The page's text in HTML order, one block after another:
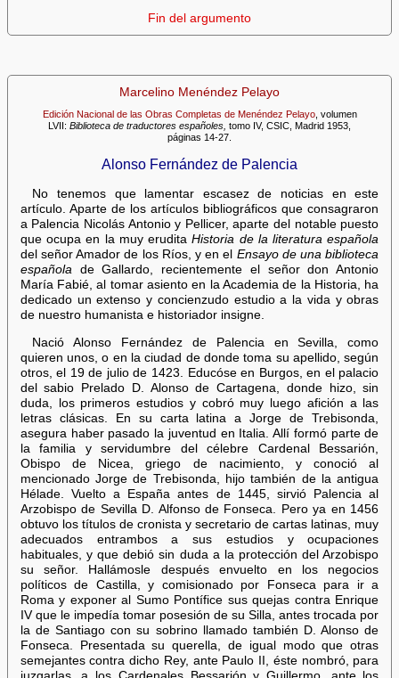
Fin del argumento
Marcelino Menéndez Pelayo
Edición Nacional de las Obras Completas de Menéndez Pelayo, volumen
LVII: Biblioteca de traductores españoles, tomo IV, CSIC, Madrid 1953,
páginas 14-27.
Alonso Fernández de Palencia
No tenemos que lamentar escasez de noticias en este
artículo. Aparte de los artículos bibliográficos que consagraron
a Palencia Nicolás Antonio y Pellicer, aparte del notable puesto
que ocupa en la muy eruditaHistoria de la literatura española
del señor Amador de los Ríos, y en el Ensayo de una biblioteca
españolade Gallardo, recientemente el señor don Antonio
María Fabié, al tomar asiento en la Academia de la Historia, ha
dedicado un extenso y concienzudo estudio a la vida y obras
de nuestro humanista e historiador insigne.
Nació Alonso Fernández de Palencia en Sevilla, como
quieren unos, o en la ciudad de donde toma su apellido, según
otros, el 19 de julio de 1423. Educóse en Burgos, en el palacio
del sabio Prelado D. Alonso de Cartagena, donde hizo, sin
duda, los primeros estudios y cobró muy luego afición a las
letras clásicas. En su carta latina a Jorge de Trebisonda,
asegura haber pasado la juventud en Italia. Allí formó parte de
la familia y servidumbre del célebre Cardenal Bessarión,
Obispo de Nicea, griego de nacimiento, y conoció al
mencionado Jorge de Trebisonda, hijo también de la antigua
Hélade. Vuelto a España antes de 1445, sirvió Palencia al
Arzobispo de Sevilla D. Alfonso de Fonseca. Pero ya en 1456
obtuvo los títulos de cronista y secretario de cartas latinas, muy
adecuados entrambos a sus estudios y ocupaciones
habituales, y que debió sin duda a la protección del Arzobispo
su señor. Hallámosle después envuelto en los negocios
políticos de Castilla, y comisionado por Fonseca para ir a
Roma y exponer al Sumo Pontífice sus quejas contra Enrique
IV que le impedía tomar posesión de su Silla, antes trocada por
la de Santiago con su sobrino llamado también D. Alonso de
Fonseca. Presentada su querella, de igual modo que otras
semejantes contra dicho Rey, ante Paulo II, éste nombró, para